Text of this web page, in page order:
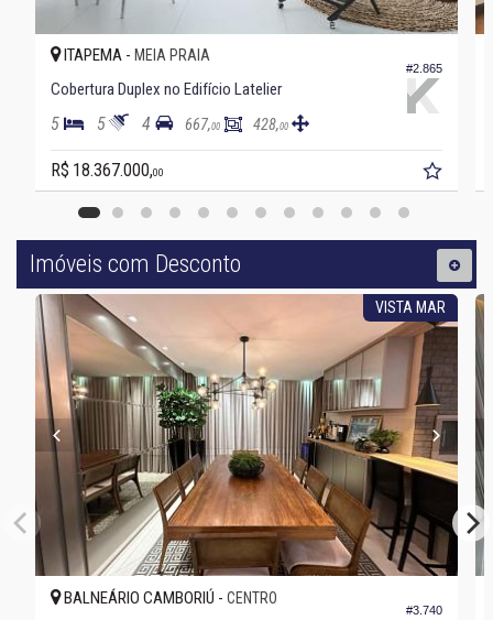
#2.865
ITAPEMA - MEIA PRAIA
Cobertura Duplex no Edifício Latelier
5 5 4 667,00 428,00
R$ 18.367.000,00
Imóveis com Desconto
VISTA MAR
#3.740
BALNEÁRIO CAMBORIÚ - CENTRO